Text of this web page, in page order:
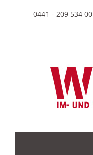
0441 - 209 534 00